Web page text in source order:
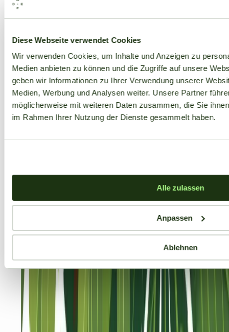
Diese Webseite verwendet Cookies
Wir verwenden Cookies, um Inhalte und Anzeigen zu
Medien anbieten zu können und die Zugriffe auf unsere
geben wir Informationen zu Ihrer Verwendung unserer
Medien, Werbung und Analysen weiter. Unsere Partner
möglicherweise mit weiteren Daten zusammen, die Sie
im Rahmen Ihrer Nutzung der Dienste gesammelt haben.
Alle zulassen
Anpassen
Ablehnen